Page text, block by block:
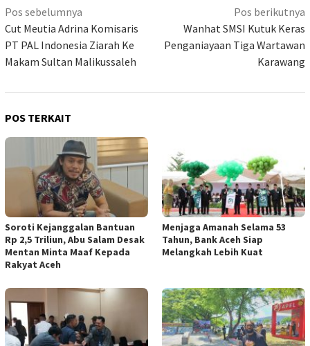
Navigasi
pos
Pos sebelumnya
Cut Meutia Adrina Komisaris
PT PAL Indonesia Ziarah Ke
Makam Sultan Malikussaleh
Pos berikutnya
Wanhat SMSI Kutuk Keras
Penganiayaan Tiga Wartawan
Karawang
POS TERKAIT
Soroti Kejanggalan Bantuan
Rp 2,5 Triliun, Abu Salam Desak
Mentan Minta Maaf Kepada
Rakyat Aceh
Menjaga Amanah Selama 53
Tahun, Bank Aceh Siap
Melangkah Lebih Kuat